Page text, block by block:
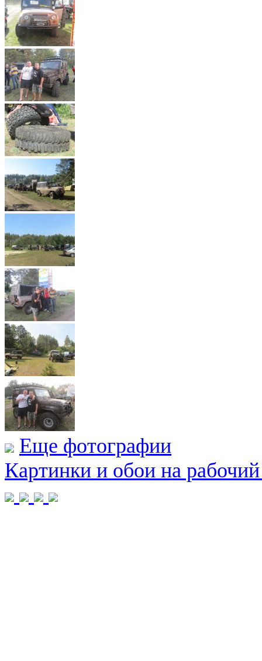
Еще фотографии
Картинки и обои на